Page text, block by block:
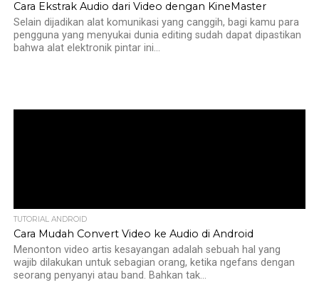
Cara Ekstrak Audio dari Video dengan KineMaster
Selain dijadikan alat komunikasi yang canggih, bagi kamu para
pengguna yang menyukai dunia editing sudah dapat dipastikan
bahwa alat elektronik pintar ini...
TUTORIAL ANDROID
Cara Mudah Convert Video ke Audio di Android
Menonton video artis kesayangan adalah sebuah hal yang
wajib dilakukan untuk sebagian orang, ketika ngefans dengan
seorang penyanyi atau band. Bahkan tak...